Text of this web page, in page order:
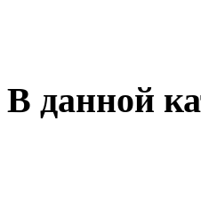
В данной